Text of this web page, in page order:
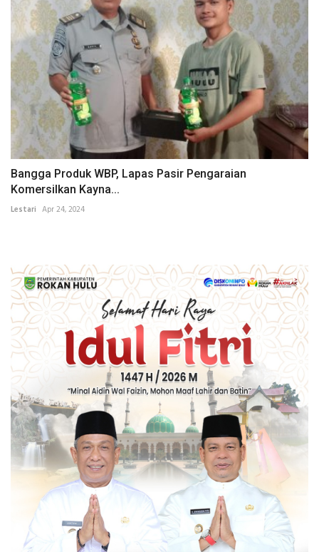
Bangga Produk WBP, Lapas Pasir Pengaraian
Komersilkan Kayna...
Lestari Apr 24, 2024